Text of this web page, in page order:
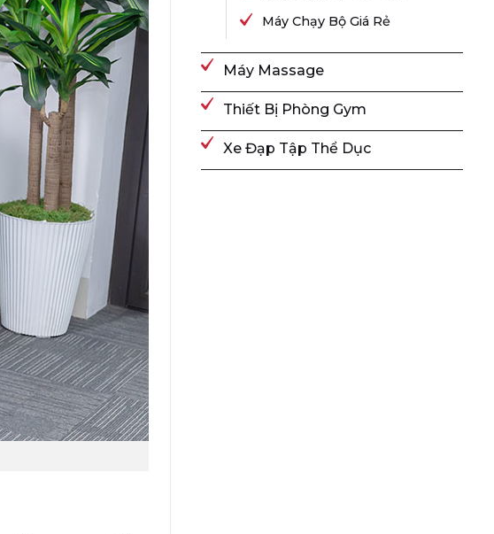
Máy Chạy Bộ Giá Rẻ
Máy Massage
Thiết Bị Phòng Gym
Xe Đạp Tập Thể Dục